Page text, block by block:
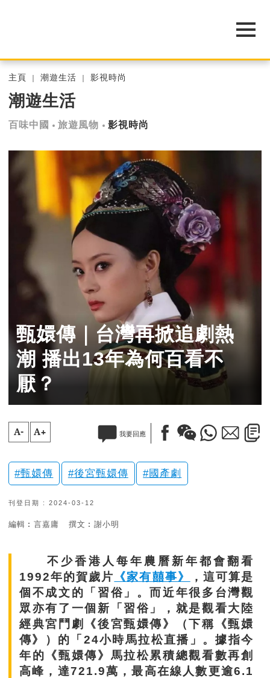
主頁 潮遊生活 影視時尚
潮遊生活
百味中國 旅遊風物 影視時尚
甄嬛傳｜台灣再掀追劇熱
潮 播出13年為何百看不
厭？
A- A+ 我要回應
甄嬛傳 後宮甄嬛傳 國產劇
刊登日期 : 2024-03-12
編輯︰言嘉庸 撰文︰謝小明
不少香港人每年農曆新年都會翻看
1992年的賀歲片 《家有囍事》
，這可算是
個不成文的「習俗」。而近年很多台灣觀
眾亦有了一個新「習俗」，就是觀看大陸
經典宮鬥劇《後宮甄嬛傳》（下稱《甄嬛
傳》）的「24小時馬拉松直播」。據指今
年的《甄嬛傳》馬拉松累積總觀看數再創
高峰，達721.9萬，最高在線人數更逾6.1